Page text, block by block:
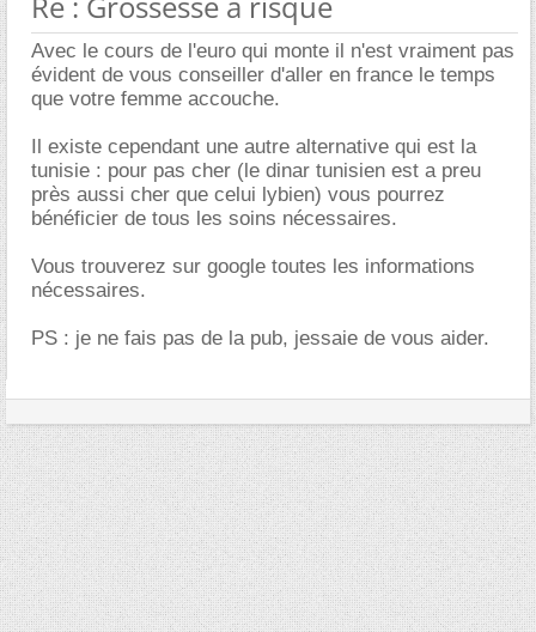
Avec le cours de l'euro qui monte il n'est vraiment pas
évident de vous conseiller d'aller en france le temps
que votre femme accouche.
Il existe cependant une autre alternative qui est la
tunisie : pour pas cher (le dinar tunisien est a preu
près aussi cher que celui lybien) vous pourrez
bénéficier de tous les soins nécessaires.
Vous trouverez sur google toutes les informations
nécessaires.
PS : je ne fais pas de la pub, jessaie de vous aider.